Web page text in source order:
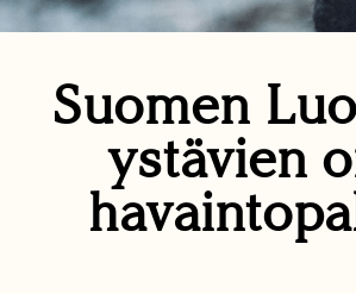
Suomen
ystävien